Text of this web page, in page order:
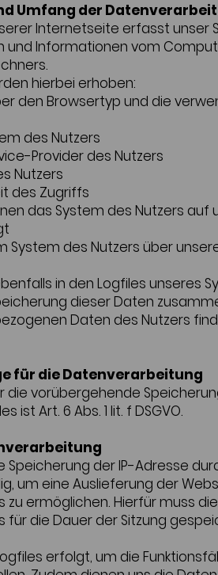
Umfang der
Internetseite erfasst unser
und Informationen vom
hierbei erhoben:
den Browsertyp und die
des Nutzers
Provider des Nutzers
Nutzers
des Zugriffs
das System des Nutzers auf
System des Nutzers über
in den Logfiles unseres
dieser Daten
Daten des Nutzers
für die Datenverarbeitung
die vorübergehende
ist Art. 6 Abs. 1 lit. f DSGVO.
Speicherung der IP-Adresse
um eine Auslieferung der
zu ermöglichen. Hierfür muss
für die Dauer der Sitzung
erfolgt, um die